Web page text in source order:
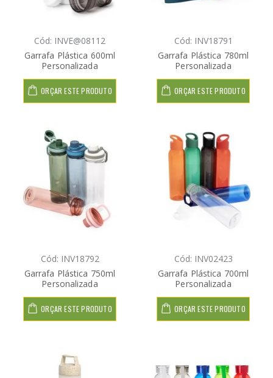
Cód: INVE@08112
Garrafa Plástica 600ml
Personalizada
ORÇAR ESTE PRODUTO
Cód: INV18791
Garrafa Plástica 780ml
Personalizada
ORÇAR ESTE PRODUTO
Cód: INV18792
Garrafa Plástica 750ml
Personalizada
ORÇAR ESTE PRODUTO
Cód: INV02423
Garrafa Plástica 700ml
Personalizada
ORÇAR ESTE PRODUTO